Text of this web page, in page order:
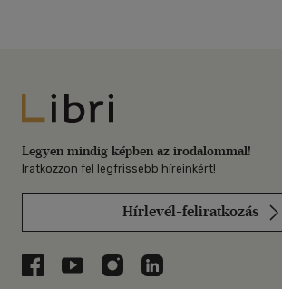
Libri
Legyen mindig képben az irodalommal!
Iratkozzon fel legfrissebb híreinkért!
Hírlevél-feliratkozás
Libri a Facebookon
Libri a Youtube-on
Libri az Instagramon
Libri a LinkedInen